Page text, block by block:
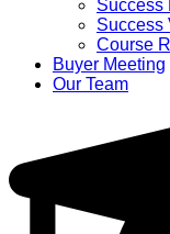
Success
Success
Course
Buyer Meeting
Our Team